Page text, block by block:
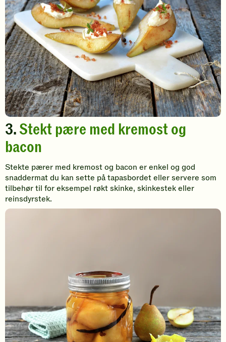
3.Stekt pære med kremost og
bacon
Stekte pærer med kremost og bacon er enkel og god
snaddermat du kan sette på tapasbordet eller servere som
tilbehør til for eksempel røkt skinke, skinkestek eller
reinsdyrstek.